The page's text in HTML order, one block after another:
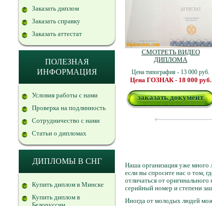
Заказать диплом
Заказать справку
Заказать аттестат
ПОЛЕЗНАЯ
ИНФОРМАЦИЯ
Условия работы с нами
Проверка на подлинность
Сотрудничество с нами
Статьи о дипломах
ДИПЛОМЫ В СНГ
Купить диплом в Минске
Купить диплом в
СМОТРЕТЬ ВИДЕО
ДИПЛОМА
Цена типография - 13 000 руб.
Цена ГОЗНАК - 18 000 руб.
заказать документ
Наша организация уже много
если вы спросите нас о том,
отличаться от
серийный номер и степени
Иногда от молодых людей